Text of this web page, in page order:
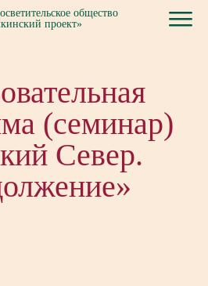
общество
проект»
(семинар)
Север.